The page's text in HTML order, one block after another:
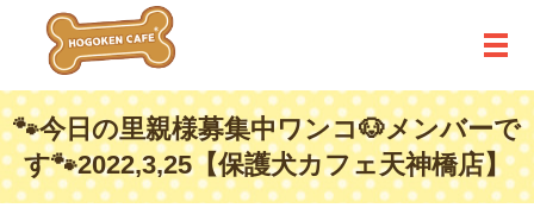
メ
🐾今日の里親様募集中ワンコ🐶メンバーで
す🐾2022,3,25【保護犬カフェ天神橋店】